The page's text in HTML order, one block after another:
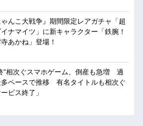
ゃんこ大戦争』期間限定レアガチャ「超
ナマイツ」に新キャラクター「鉄腕！
あかね」登場！
”相次ぐスマホゲーム、倒産も急増 過
多ペースで推移 有名タイトルも相次ぐ
ービス終了」